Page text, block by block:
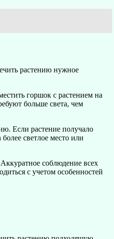
растению нужное
горшок с растением на
больше света, чем
Если растение получало
светлое место или
соблюдение всех
с учетом особенностей